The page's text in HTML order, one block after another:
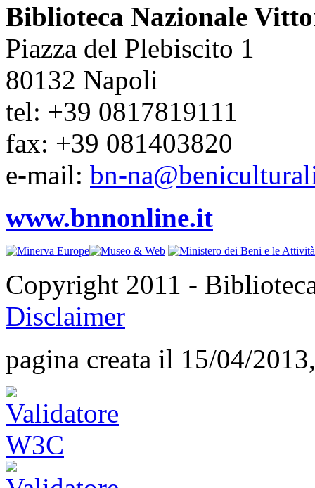
Biblioteca Nazionale
Piazza del Plebiscito 1
80132 Napoli
tel: +39 0817819111
fax: +39 081403820
e-mail: bn-
www.bnnonline.it
Copyright 2011 -
Disclaimer
pagina creata il 15/04/